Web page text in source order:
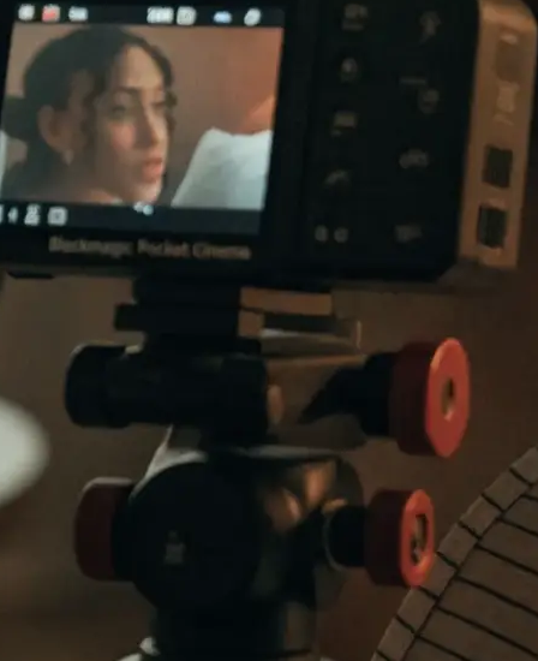
verkauft: